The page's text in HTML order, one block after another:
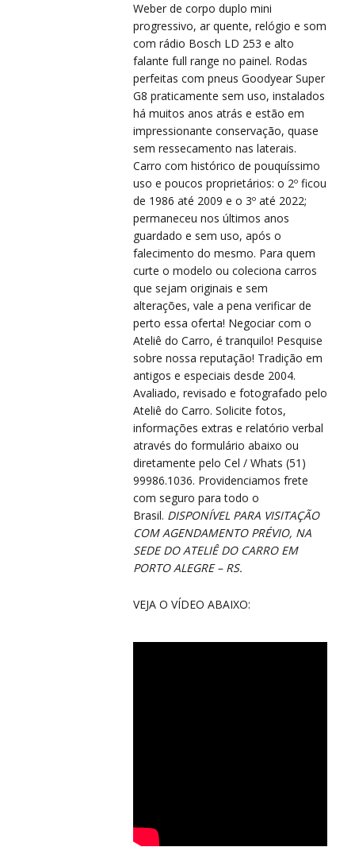
O
O
Weber de corpo duplo mini
progressivo, ar quente, relógio e som
com rádio Bosch LD 253 e alto
falante full range no painel. Rodas
perfeitas com pneus Goodyear Super
G8 praticamente sem uso, instalados
há muitos anos atrás e estão em
impressionante conservação, quase
sem ressecamento nas laterais.
Carro com histórico de pouquíssimo
uso e poucos proprietários: o 2º ficou
de 1986 até 2009 e o 3º até 2022;
permaneceu nos últimos anos
guardado e sem uso, após o
falecimento do mesmo. Para quem
curte o modelo ou coleciona carros
que sejam originais e sem
alterações, vale a pena verificar de
perto essa oferta! Negociar com o
Ateliê do Carro, é tranquilo! Pesquise
sobre nossa reputação! Tradição em
antigos e especiais desde 2004.
Avaliado, revisado e fotografado pelo
Ateliê do Carro. Solicite fotos,
informações extras e relatório verbal
através do formulário abaixo ou
diretamente pelo Cel / Whats (51)
99986.1036. Providenciamos frete
com seguro para todo o
Brasil. DISPONÍVEL PARA VISITAÇÃO
COM AGENDAMENTO PRÉVIO, NA
SEDE DO ATELIÊ DO CARRO EM
PORTO ALEGRE – RS.
VEJA O VÍDEO ABAIXO: